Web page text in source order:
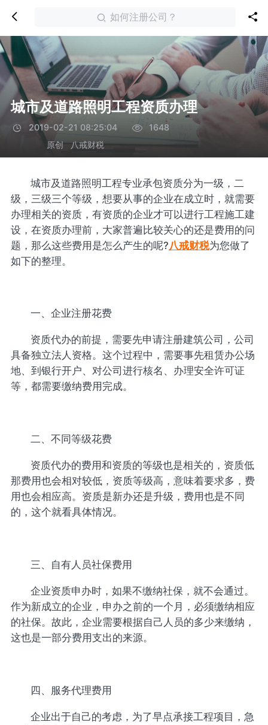
如何注册公司？
城市及道路照明工程资质办理
2019-02-21 08:25:04
1648
原创
八戒财税
城市及道路照明工程专业承包资质分为一级，二
级，三级三个等级，想要从事的企业在成立时，就需要
办理相关的资质，有资质的企业才可以进行工程施工建
设，在资质办理前，大家普遍比较关心的还是费用的问
题，那么这些费用是怎么产生的呢?八戒财税为您做了
如下的整理。
一、企业注册花费
资质代办的前提，需要先申请注册建筑公司，公司
具备独立法人资格。这个过程中，需要事先租赁办公场
地、到银行开户、对公司进行核名、办理安全许可证
等，都需要缴纳费用完成。
二、不同等级花费
资质代办的费用和资质的等级也是相关的，资质低
那费用也会相对较低，资质等级高，意味着要求多，费
用也会相应高。资质是新办还是升级，费用也是不同
的，这个就看具体情况。
三、自有人员社保费用
企业资质申办时，如果不缴纳社保，就不会通过。
作为新成立的企业，申办之前的一个月，必须缴纳相应
的社保。故此，企业需要根据自己人员的多少来缴纳，
这也是一部分费用支出的来源。
四、服务代理费用
企业出于自己的考虑，为了早点承接工程项目，急